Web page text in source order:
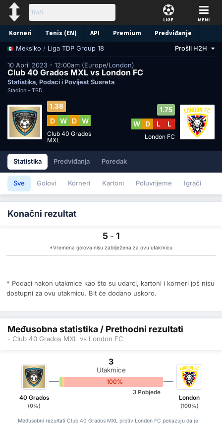
LIGE MENI
Korneri Tenis (EN) API Premium Predviđanje
Meksiko / Liga TDP Group 18 Prošli H2H
10 April 2023 - 12:00am (Europe/London)
Club 40 Grados MXL vs London FC
Statistika, Podaci i Povijest Susreta
Stadion - TBD
1.38
D W D W
Club 40 Grados
MXL
1.75
W D L L
London FC
Statistika Predviđanja Poredak
Sve Golovi Korneri Kartoni Poluvrijeme Igrači
Konačni rezultat
5 - 1
*Vremena golova nisu zabilježena za ovu utakmicu
* Podaci nakon utakmice kao što su udarci, kartoni i korneri još nisu
dostupni za ovu utakmicu. Bit će dodano uskoro.
Međusobna statistika / Prethodni rezultati
- Club 40 Grados MXL vs London FC
40 Grados
(0%)
3
Utakmice
100%
3 Pobjede
London
(100%)
Međusobni rezultati Club 40 Grados MXL protiv London FC pokazuju da je